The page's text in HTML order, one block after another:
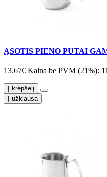
ĄSOTIS PIENO PUTAI
13.67€ Kaina be PVM (21%):
Į krepšelį
Į užklausą